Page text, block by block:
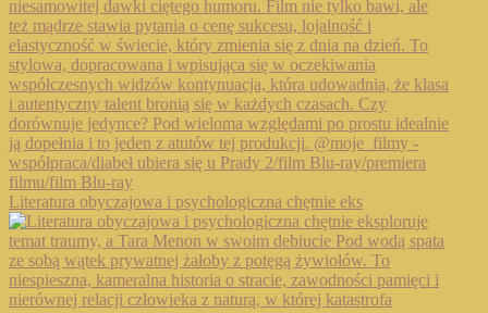
Literatura obyczajowa i psychologiczna chętnie eks